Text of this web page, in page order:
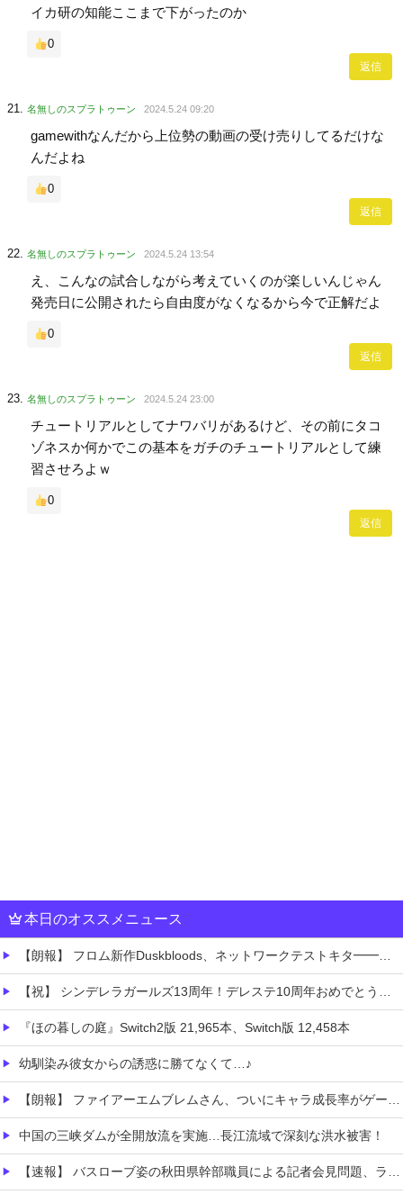
イカ研の知能ここまで下がったのか
0
返信
名無しのスプラトゥーン 2024.5.24 09:20
gamewithなんだから上位勢の動画の受け売りしてるだけな
んだよね
0
返信
名無しのスプラトゥーン 2024.5.24 13:54
え、こんなの試合しながら考えていくのが楽しいんじゃん
発売日に公開されたら自由度がなくなるから今で正解だよ
0
返信
名無しのスプラトゥーン 2024.5.24 23:00
チュートリアルとしてナワバリがあるけど、その前にタコ
ゾネスか何かでこの基本をガチのチュートリアルとして練
習させろよｗ
0
返信
本日のオススメニュース
【朗報】 フロム新作Duskbloods、ネットワークテストキタ━━━━(゜∀゜)━━━━!!
【祝】 シンデレラガールズ13周年！デレステ10周年おめでとう！ガチャ更新SSR八神マキノ・イベントSRイヴ、SR望月聖！
『ほの暮しの庭』Switch2版 21,965本、Switch版 12,458本
幼馴染み彼女からの誘惑に勝てなくて…♪
【朗報】 ファイアーエムブレムさん、ついにキャラ成長率がゲーム内で見れるようになる
中国の三峡ダムが全開放流を実施…長江流域で深刻な洪水被害！
【速報】 バスローブ姿の秋田県幹部職員による記者会見問題、ラブホテルからの参加だと特定「体調が優れなかったため...」とは何だったのか